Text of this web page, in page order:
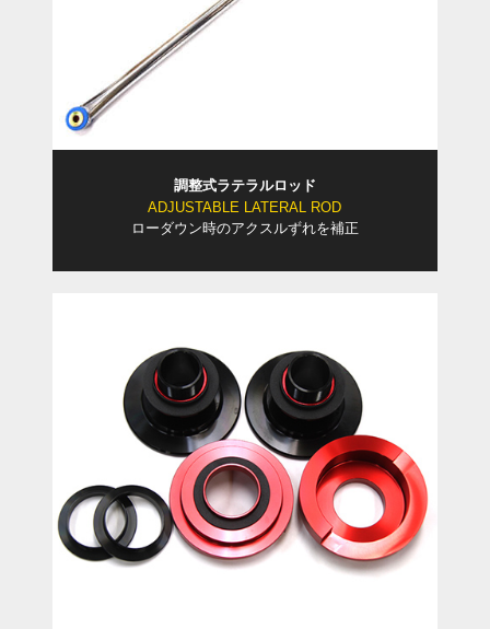
調整式ラテラルロッド
ADJUSTABLE LATERAL ROD
ローダウン時のアクスルずれを補正